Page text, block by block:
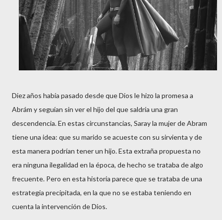
Diez años había pasado desde que Dios le hizo la promesa a
Abrám y seguían sin ver el hijo del que saldría una gran
descendencia. En estas circunstancias, Saray la mujer de Abram
tiene una idea: que su marido se acueste con su sirvienta y de
esta manera podrían tener un hijo. Esta extraña propuesta no
era ninguna ilegalidad en la época, de hecho se trataba de algo
frecuente. Pero en esta historia parece que se trataba de una
estrategia precipitada, en la que no se estaba teniendo en
cuenta la intervención de Dios.